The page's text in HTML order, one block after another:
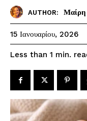
AUTHOR: Μαίρη
15 Ιανουαρίου, 2026
Less than 1 min.